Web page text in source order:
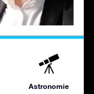
Astronomie